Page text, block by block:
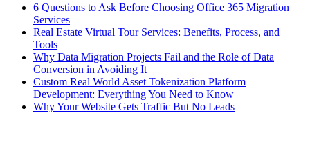
6 Questions to Ask Before Choosing Office 365 Migration
Services
Real Estate Virtual Tour Services: Benefits, Process, and
Tools
Why Data Migration Projects Fail and the Role of Data
Conversion in Avoiding It
Custom Real World Asset Tokenization Platform
Development: Everything You Need to Know
Why Your Website Gets Traffic But No Leads